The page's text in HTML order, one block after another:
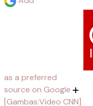
as a preferred
source on Google
[Gambas:Video CNN]